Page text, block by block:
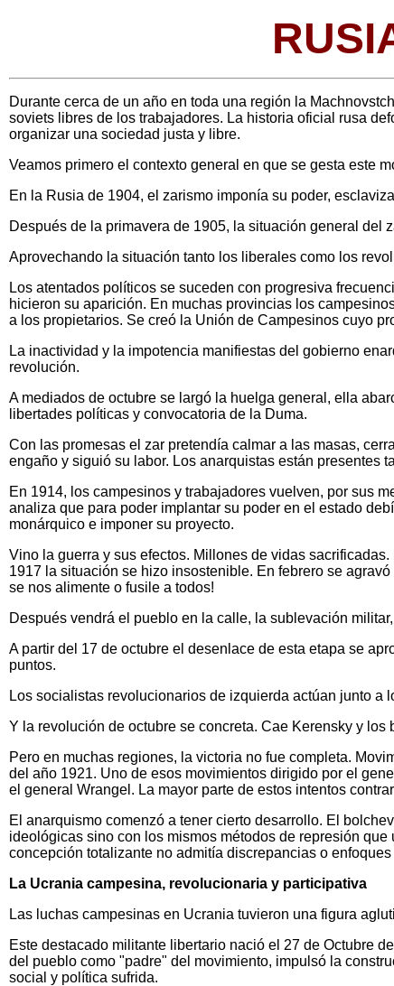
Durante cerca de un año en toda una región la
soviets libres de los trabajadores. La historia oficial rusa
organizar una sociedad justa y libre.
Veamos primero el contexto general en que se gesta este
En la Rusia de 1904, el zarismo imponía su poder,
Después de la primavera de 1905, la situación general del
Aprovechando la situación tanto los liberales como los
Los atentados políticos se suceden con progresiva
hicieron su aparición. En muchas provincias los
a los propietarios. Se creó la Unión de Campesinos cuyo
La inactividad y la impotencia manifiestas del gobierno
revolución.
A mediados de octubre se largó la huelga general, ella
libertades políticas y convocatoria de la Duma.
Con las promesas el zar pretendía calmar a las masas,
engaño y siguió su labor. Los anarquistas están presentes
En 1914, los campesinos y trabajadores vuelven, por sus
analiza que para poder implantar su poder en el estado
monárquico e imponer su proyecto.
Vino la guerra y sus efectos. Millones de vidas
1917 la situación se hizo insostenible. En febrero se
se nos alimente o fusile a todos!
Después vendrá el pueblo en la calle, la sublevación
A partir del 17 de octubre el desenlace de esta etapa se
puntos.
Los socialistas revolucionarios de izquierda actúan junto
Y la revolución de octubre se concreta. Cae Kerensky y los
Pero en muchas regiones, la victoria no fue completa.
del año 1921. Uno de esos movimientos dirigido por el
el general Wrangel. La mayor parte de estos intentos
El anarquismo comenzó a tener cierto desarrollo. El
ideológicas sino con los mismos métodos de represión
concepción totalizante no admitía discrepancias o
La Ucrania campesina, revolucionaria y participativa
Las luchas campesinas en Ucrania tuvieron una figura
Este destacado militante libertario nació el 27 de Octubre
del pueblo como "padre" del movimiento, impulsó la
social y política sufrida.